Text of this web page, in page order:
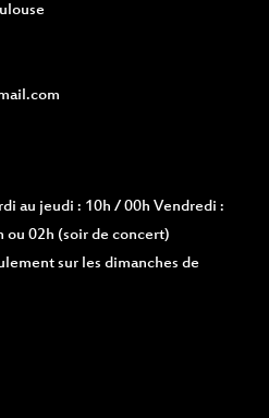
au jeudi : 10h / 00h Vendredi :
ou 02h (soir de concert)
sur les dimanches de